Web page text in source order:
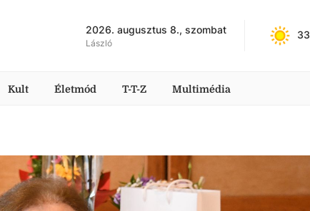
2026. augusztus 8., szombat
László
33
Kult Életmód T-T-Z Multimédia